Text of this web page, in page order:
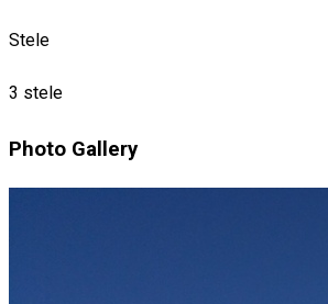
Stele
3 stele
Photo Gallery